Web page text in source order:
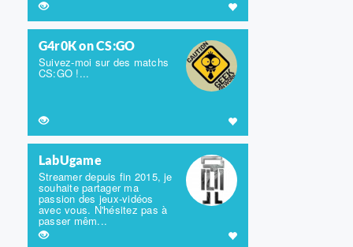
G4r0K on CS:GO
Suivez-moi sur des matchs
CS:GO !...
LabUgame
Streamer depuis fin 2015, je
souhaite partager ma
passion des jeux-vidéos
avec vous. N'hésitez pas à
passer mêm...